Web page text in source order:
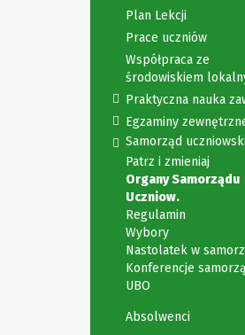
Plan Lekcji
Prace uczniów
Współpraca ze
środowiskiem
Praktyczna nauka
Egzaminy
Samorząd uczniowski
Patrz i zmieniaj
Organy Samorządu
Uczniow.
Regulamin
Wybory
Nastolatek w
Konferencje
UBO
Absolwenci